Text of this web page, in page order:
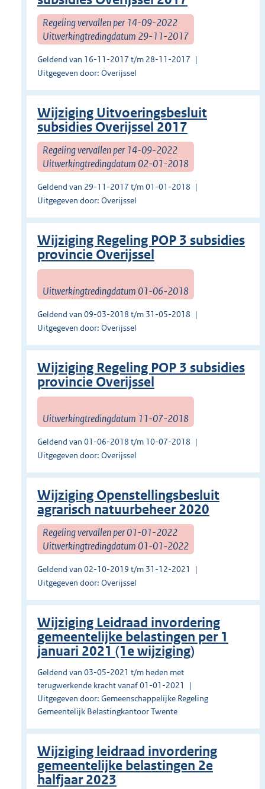
Regeling vervallen per 14-09-2022
Uitwerkingtredingdatum 29-11-2017
Geldend van 16-11-2017 t/m 28-11-2017
Uitgegeven door: Overijssel
Wijziging Uitvoeringsbesluit
subsidies Overijssel 2017
Regeling vervallen per 14-09-2022
Uitwerkingtredingdatum 02-01-2018
Geldend van 29-11-2017 t/m 01-01-2018
Uitgegeven door: Overijssel
Wijziging Regeling POP 3 subsidies
provincie Overijssel
Uitwerkingtredingdatum 01-06-2018
Geldend van 09-03-2018 t/m 31-05-2018
Uitgegeven door: Overijssel
Wijziging Regeling POP 3 subsidies
provincie Overijssel
Uitwerkingtredingdatum 11-07-2018
Geldend van 01-06-2018 t/m 10-07-2018
Uitgegeven door: Overijssel
Wijziging Openstellingsbesluit
agrarisch natuurbeheer 2020
Regeling vervallen per 01-01-2022
Uitwerkingtredingdatum 01-01-2022
Geldend van 02-10-2019 t/m 31-12-2021
Uitgegeven door: Overijssel
Wijziging Leidraad invordering
gemeentelijke belastingen per 1
januari 2021 (1e wijziging)
Geldend van 03-05-2021 t/m heden met
terugwerkende kracht vanaf 01-01-2021
Uitgegeven door: Gemeenschappelijke Regeling
Gemeentelijk Belastingkantoor Twente
Wijziging leidraad invordering
gemeentelijke belastingen 2e
halfjaar 2023